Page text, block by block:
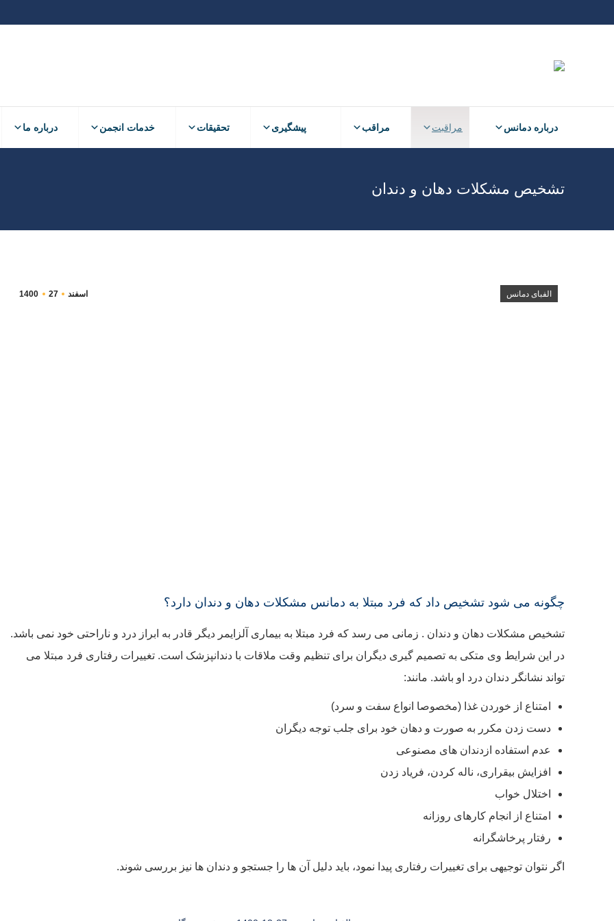
درباره دمانس مراقبت پیشگیری مراقب تحقیقات خدمات انجمن درباره ما
تشخیص مشکلات دهان و دندان
اسفند 27
1400 الفبای دمانس
چگونه می شود تشخیص داد که فرد مبتلا به دمانس مشکلات دهان و دندان دارد؟
تشخیص مشکلات دهان و دندان . زمانی می رسد که فرد مبتلا به بیماری آلزایمر دیگر قادر به ابراز درد و ناراحتی خود نمی باشد.
در این شرایط وی متکی به تصمیم گیری دیگران برای تنظیم وقت ملاقات با دندانپزشک است. تغییرات رفتاری فرد مبتلا می
تواند نشانگر دندان درد او باشد. مانند:
امتناع از خوردن غذا (مخصوصا انواع سفت و سرد)
دست زدن مکرر به صورت و دهان خود برای جلب توجه دیگران
عدم استفاده ازدندان های مصنوعی
افزایش بیقراری، ناله کردن، فریاد زدن
اختلال خواب
امتناع از انجام کارهای روزانه
رفتار پرخاشگرانه
اگر نتوان توجیهی برای تغییرات رفتاری پیدا نمود، باید دلیل آن ها را جستجو و دندان ها نیز بررسی شوند.